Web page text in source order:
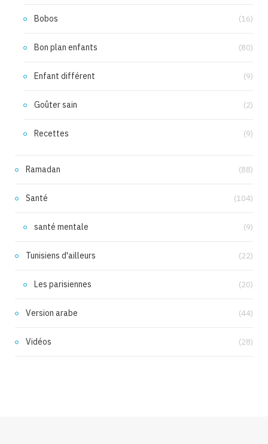
Bobos (16)
Bon plan enfants (80)
Enfant différent (9)
Goûter sain (2)
Recettes (9)
Ramadan (88)
Santé (104)
santé mentale (9)
Tunisiens d'ailleurs (22)
Les parisiennes (20)
Version arabe (44)
Vidéos (28)